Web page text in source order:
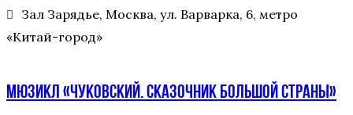
Зал Зарядье, Москва, ул. Варварка, 6, метро
«Китай-город»
Мюзикл «Чуковский. Сказочник большой страны»